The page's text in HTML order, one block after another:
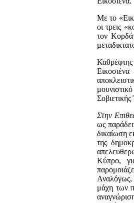
Με το
οι τρεις
τον
Καθρέφτης
Εικοσιένα
Στην
ως
δικαίωση
της
Κύπρο,
Αναλόγως,
μάχη των